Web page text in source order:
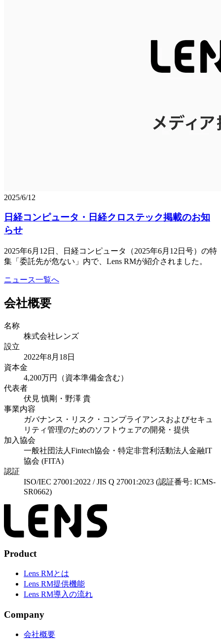
2025/6/12
日経コンピュータ・日経クロステック掲載のお知
らせ
2025年6月12日、日経コンピュータ（2025年6月12日号）の特
集「委託先が危ない」内で、Lens RMが紹介されました。
ニュース一覧へ
会社概要
名称
株式会社レンズ
設立
2022年8月18日
資本金
4,200万円（資本準備金含む）
代表者
伏見 慎剛・野澤 貴
事業内容
ガバナンス・リスク・コンプライアンスおよびセキュ
リティ管理のためのソフトウェアの開発・提供
加入協会
一般社団法人Fintech協会・特定非営利活動法人金融IT
協会 (FITA)
認証
ISO/IEC 27001:2022 / JIS Q 27001:2023 (認証番号: ICMS-
SR0662)
Product
Lens RMとは
Lens RM提供機能
Lens RM導入の流れ
Company
会社概要